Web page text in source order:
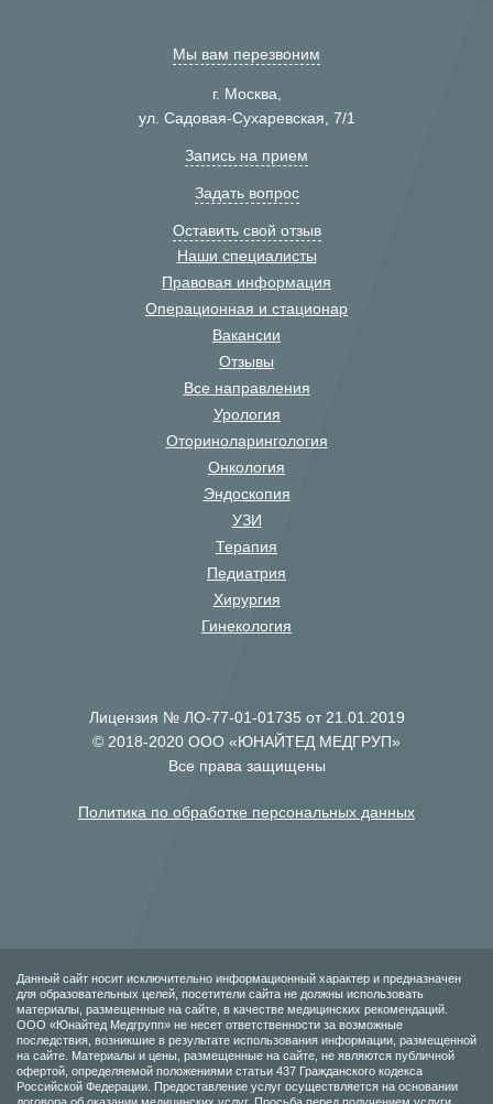
Мы вам перезвоним
г. Москва,
ул. Садовая-Сухаревская, 7/1
Запись на прием
Задать вопрос
Оставить свой отзыв
Наши специалисты
Правовая информация
Операционная и стационар
Вакансии
Отзывы
Все направления
Урология
Оториноларингология
Онкология
Эндоскопия
УЗИ
Терапия
Педиатрия
Хирургия
Гинекология
Лицензия № ЛО-77-01-01735 от 21.01.2019
© 2018-2020 ООО «ЮНАЙТЕД МЕДГРУП»
Все права защищены
Политика по обработке персональных данных
Данный сайт носит исключительно информационный характер и предназначен
для образовательных целей, посетители сайта не должны использовать
материалы, размещенные на сайте, в качестве медицинских рекомендаций.
ООО «Юнайтед Медгрупп» не несет ответственности за возможные
последствия, возникшие в результате использования информации, размещенной
на сайте. Материалы и цены, размещенные на сайте, не являются публичной
офертой, определяемой положениями статьи 437 Гражданского кодекса
Российской Федерации. Предоставление услуг осуществляется на основании